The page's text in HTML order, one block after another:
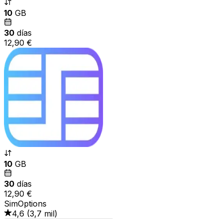
10 GB
30 días
12,90 €
10 GB
30 días
12,90 €
SimOptions
4,6 (3,7 mil)